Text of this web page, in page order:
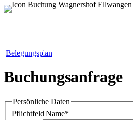
Belegungsplan
Buchungsanfrage
Persönliche Daten
Pflichtfeld Name*